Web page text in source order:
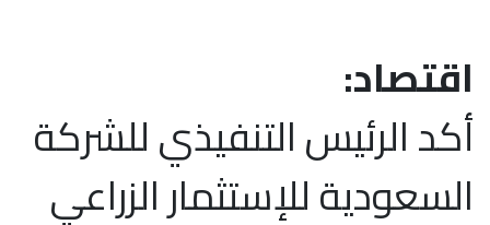
اقتصاد:
أكد الرئيس التنفيذي للشركة
السعودية للإستثمار الزراعي